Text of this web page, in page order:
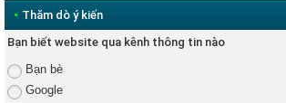
• Thăm dò ý kiến
Bạn biết website qua kênh thông tin nào
Bạn bè
Google